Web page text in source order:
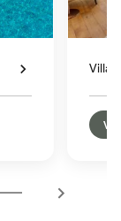
Villa